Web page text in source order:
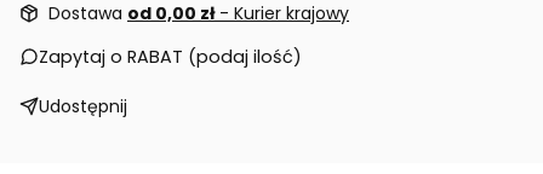
Dostawa od 0,00 zł - Kurier krajowy
Zapytaj o RABAT (podaj ilość)
Udostępnij